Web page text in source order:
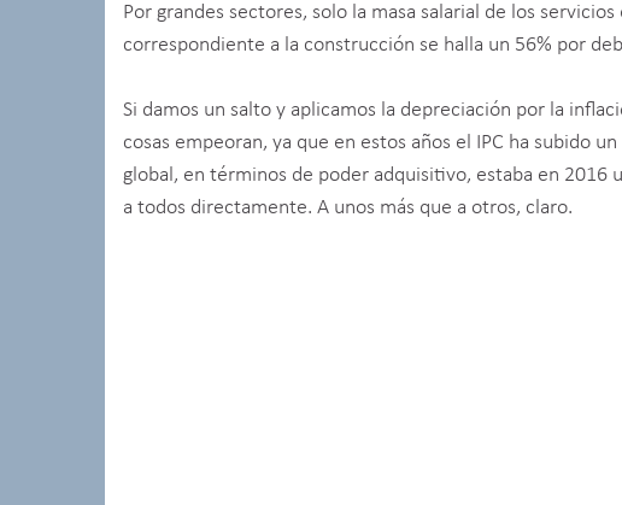
Por grandes sectores, solo la masa salarial de los
correspondiente a la construcción se halla un 56% por
Si damos un salto y aplicamos la depreciación por la
cosas empeoran, ya que en estos años el IPC ha subido
global, en términos de poder adquisitivo, estaba en 2016
a todos directamente. A unos más que a otros, claro.